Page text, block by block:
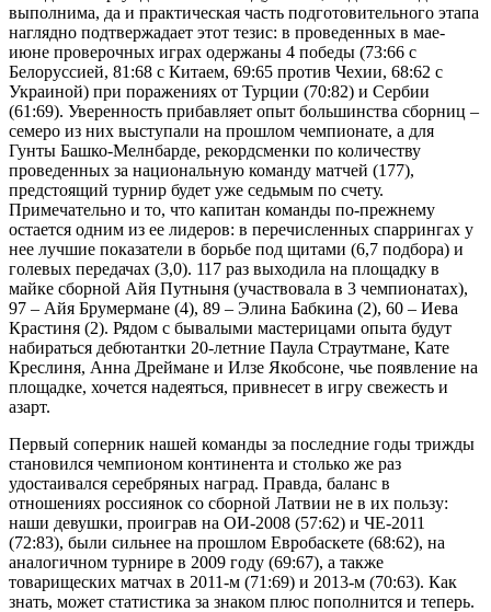
выполнима, да и практическая часть подготовительного этапа
наглядно подтвержадает этот тезис: в проведенных в мае-
июне проверочных играх одержаны 4 победы (73:66 с
Белоруссией, 81:68 с Китаем, 69:65 против Чехии, 68:62 с
Украиной) при поражениях от Турции (70:82) и Сербии
(61:69). Уверенность прибавляет опыт большинства сборниц –
семеро из них выступали на прошлом чемпионате, а для
Гунты Башко-Мелнбарде, рекордсменки по количеству
проведенных за национальную команду матчей (177),
предстоящий турнир будет уже седьмым по счету.
Примечательно и то, что капитан команды по-прежнему
остается одним из ее лидеров: в перечисленных спаррингах у
нее лучшие показатели в борьбе под щитами (6,7 подбора) и
голевых передачах (3,0). 117 раз выходила на площадку в
майке сборной Айя Путныня (участвовала в 3 чемпионатах),
97 – Айя Брумермане (4), 89 – Элина Бабкина (2), 60 – Иева
Крастиня (2). Рядом с бывалыми мастерицами опыта будут
набираться дебютантки 20-летние Паула Страутмане, Кате
Креслиня, Анна Дреймане и Илзе Якобсоне, чье появление на
площадке, хочется надеяться, привнесет в игру свежесть и
азарт.
Первый соперник нашей команды за последние годы трижды
становился чемпионом континента и столько же раз
удостаивался серебряных наград. Правда, баланс в
отношениях россиянок со сборной Латвии не в их пользу:
наши девушки, проиграв на ОИ-2008 (57:62) и ЧЕ-2011
(72:83), были сильнее на прошлом Евробаскете (68:62), на
аналогичном турнире в 2009 году (69:67), а также
товарищеских матчах в 2011-м (71:69) и 2013-м (70:63). Как
знать, может статистика за знаком плюс пополнится и теперь.